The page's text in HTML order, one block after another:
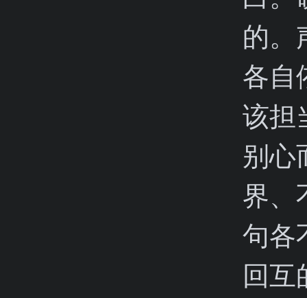
的。
各自
该担
别心
界、
句各
回互